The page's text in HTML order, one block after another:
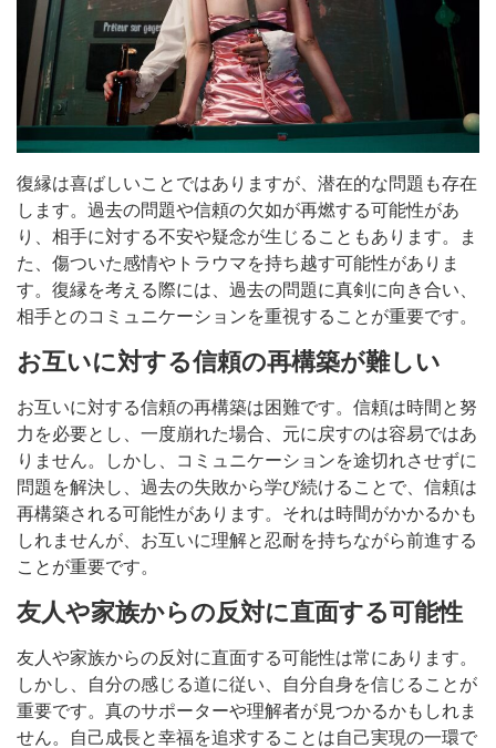
復縁は喜ばしいことではありますが、潜在的な問題も存在
します。過去の問題や信頼の欠如が再燃する可能性があ
り、相手に対する不安や疑念が生じることもあります。ま
た、傷ついた感情やトラウマを持ち越す可能性がありま
す。復縁を考える際には、過去の問題に真剣に向き合い、
相手とのコミュニケーションを重視することが重要です。
お互いに対する信頼の再構築が難しい
お互いに対する信頼の再構築は困難です。信頼は時間と努
力を必要とし、一度崩れた場合、元に戻すのは容易ではあ
りません。しかし、コミュニケーションを途切れさせずに
問題を解決し、過去の失敗から学び続けることで、信頼は
再構築される可能性があります。それは時間がかかるかも
しれませんが、お互いに理解と忍耐を持ちながら前進する
ことが重要です。
友人や家族からの反対に直面する可能性
友人や家族からの反対に直面する可能性は常にあります。
しかし、自分の感じる道に従い、自分自身を信じることが
重要です。真のサポーターや理解者が見つかるかもしれま
せん。自己成長と幸福を追求することは自己実現の一環で